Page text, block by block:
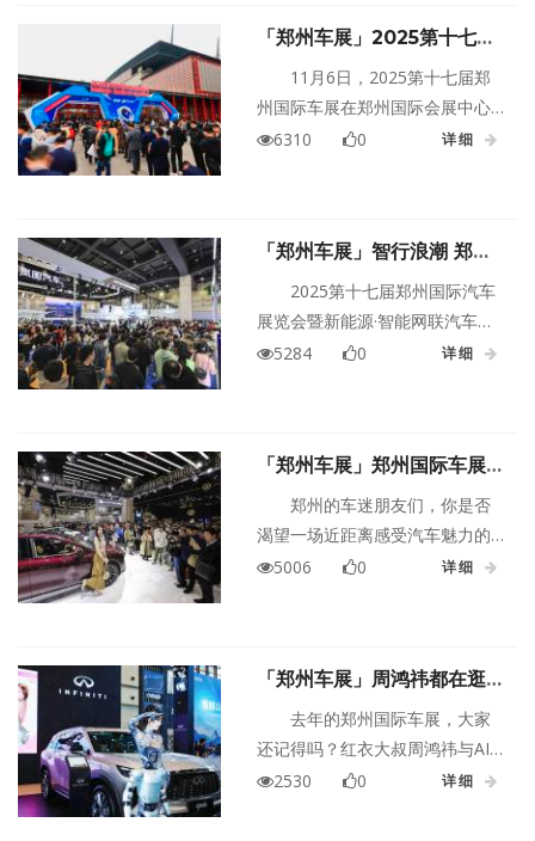
强大的产业展示矩阵，书写中国
汽车产业转型期的中部答卷，为
年末汽车市场注入动能。
「郑州车展」2025第十七届
郑州国际车展今日开幕！
11月6日，2025第十七届郑
州国际车展在郑州国际会展中心
正式开幕。这场走过十六载的汽
写着汽车产业与城市发展的双重
变革史。
6310 0 详细
「郑州车展」智行浪潮 郑当
其时——2025第十七届郑州
国际车展11月6日盛幕开启！
2025第十七届郑州国际汽车
展览会暨新能源·智能网联汽车展
览会（以下简称郑州国际车展）
协同低空经济、人工智能等产业
生态，打造以燃油车、智能汽
车、eVTOL航空器、无人机、人
形机器人为核心展品多维立体场
5284 0 详细
「郑州车展」郑州国际车展11
月6日启幕，车展门票限时免
费领取！
郑州的车迷朋友们，你是否
渴望一场近距离感受汽车魅力的
盛宴？是否期待看到新上市从车
2025第十七届郑州国际车展绝对
不容错过！免费的郑州车展门票
都给您准备好了，需要的文末领
取。
5006 0 详细
「郑州车展」周鸿祎都在逛的
车展，你不来看看吗？
去年的郑州国际车展，大家
还记得吗？红衣大叔周鸿祎与AI
赛娜梦幻联动，360集团董事长×
2530 0 详细